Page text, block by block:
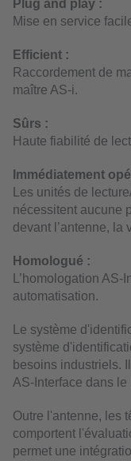
Plug and play :
Mise en service
Efficient :
Raccordement de
maître AS-i.
Sûrs :
Haute fiabilité de
Immédiatement
Les unités de
nécessitent aucune
devant l’antenne, la
Homologué :
L’homologation
automatisation.
Le système
système
besoins industriels.
AS-Interface dans le
Outre l'antenne, les
comportent
permet une